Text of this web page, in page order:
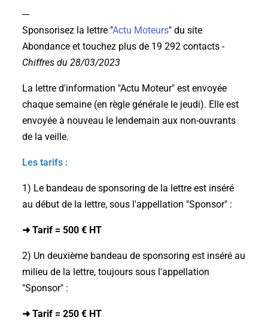
---
Sponsorisez la lettre "Actu Moteurs"du site
Abondance et touchez plus de 19 292 contacts -
Chiffres du 28/03/2023
La lettre d'information "Actu Moteur" est envoyée
chaque semaine (en règle générale le jeudi). Elle est
envoyée à nouveau le lendemain aux non-ouvrants
de la veille.
Les tarifs :
1) Le bandeau de sponsoring de la lettre est inséré
au début de la lettre, sous l'appellation "Sponsor" :
➜ Tarif = 500 € HT
2) Un deuxième bandeau de sponsoring est inséré au
milieu de la lettre, toujours sous l'appellation
"Sponsor" :
➜ Tarif = 250 € HT